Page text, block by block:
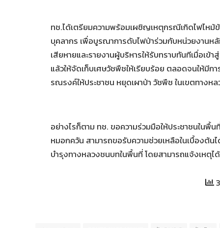
ทช.ได้เตรียมความพร้อมเผชิญเหตุกรณีเกิดไฟไหม้
บุคลากร เพื่อบูรณาการดับไฟป่าร่วมกับหน่วยงาน
เสียหายและรายงานผู้บริหารให้รับทราบทันทีเมื่อเ
แล้วให้จัดเก็บเศษวัชพืชให้เรียบร้อย ตลอดจนให้มี
รณรงค์ให้ประชาชน หยุดเผาป่า วัชพืช ในเขตทางห
อย่างไรก็ตาม ทช. ขอความร่วมมือให้ประชาชนใน
หมอกควัน สามารถขอรับความช่วยเหลือในเบื้องต้
บำรุงทางหลวงชนบทในพื้นที่ โดยสามารถแจ้งเหตุ